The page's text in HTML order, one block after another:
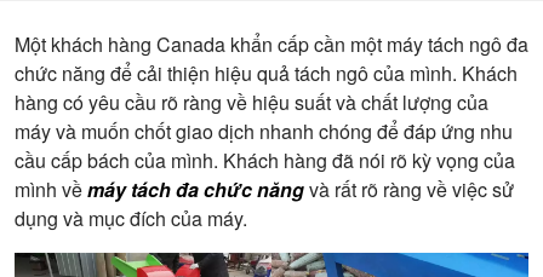
Một khách hàng Canada khẩn cấp cần một máy tách ngô đa
chức năng để cải thiện hiệu quả tách ngô của mình. Khách
hàng có yêu cầu rõ ràng về hiệu suất và chất lượng của
máy và muốn chốt giao dịch nhanh chóng để đáp ứng nhu
cầu cấp bách của mình. Khách hàng đã nói rõ kỳ vọng của
mình vềmáy tách đa chức năngvà rất rõ ràng về việc sử
dụng và mục đích của máy.